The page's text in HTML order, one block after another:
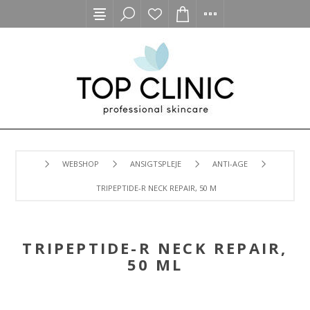
WEBSHOP ANSIGTSPLEJE ANTI-AGE
TRIPEPTIDE-R NECK REPAIR, 50 ML
TRIPEPTIDE-R NECK REPAIR,
50 ML